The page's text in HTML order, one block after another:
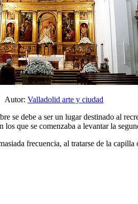
Autor: Valladolid arte y ciudad
se debe a ser un lugar destinado al
que se comenzaba a levantar la
frecuencia, al tratarse de la